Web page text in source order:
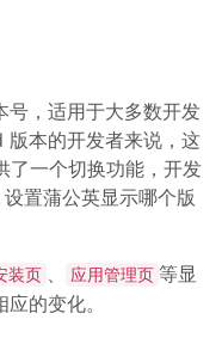
，适用于大多数开发
本的开发者来说，这
了一个切换功能，开发
设置蒲公英显示哪个版
装页 、 应用管理页 等显
的变化。